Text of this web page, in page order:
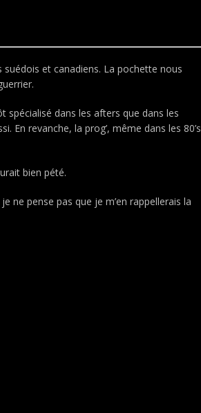
suédois et canadiens. La pochette nous
spécialisé dans les afters que dans les
En revanche, la prog’, même dans les 80’s
bien pété.
ne pense pas que je m’en rappellerais la